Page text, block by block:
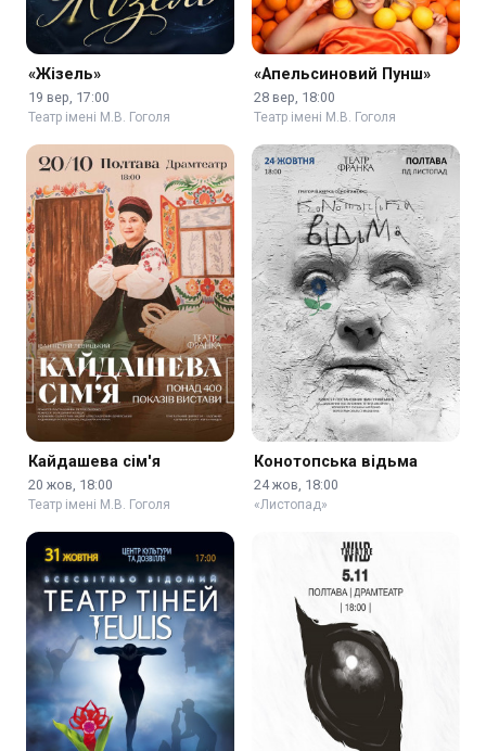
«Жізель»
19 вер, 17:00
Театр імені М.В. Гоголя
«Апельсиновий Пунш»
28 вер, 18:00
Театр імені М.В. Гоголя
Кайдашева сім'я
20 жов, 18:00
Театр імені М.В. Гоголя
Конотопська відьма
24 жов, 18:00
«Листопад»